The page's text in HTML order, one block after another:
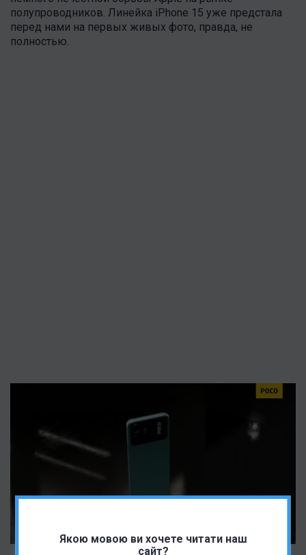
Якою мовою ви хочете читати наш
сайт?
полупроводников. Линейка iPhone 15 уже предстала
перед нами на первых живых фото, правда, не
полностью.